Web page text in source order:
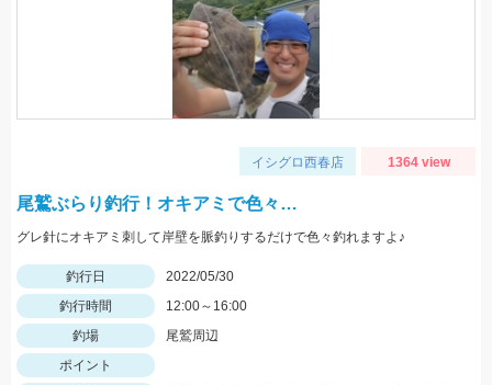
イシグロ西春店 1364 view
尾鷲ぶらり釣行！オキアミで色々…
グレ針にオキアミ刺して岸壁を脈釣りするだけで色々釣れますよ♪
釣行日
2022/05/30
釣行時間
12:00～16:00
釣場
尾鷲周辺
ポイント